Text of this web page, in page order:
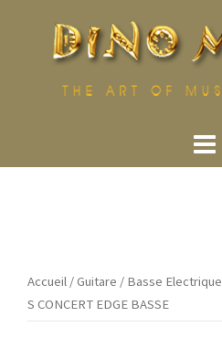
Accueil /Guitare / Basse Electrique
S CONCERT EDGE BASSE